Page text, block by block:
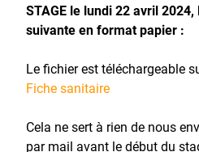
STAGE le lundi 22 avril
suivante en format papier :
Le fichier est téléchargeable
Fiche sanitaire
Cela ne sert à rien de nous
par mail avant le début du